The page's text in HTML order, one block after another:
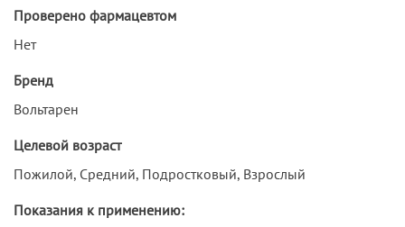
Проверено фармацевтом
Нет
Бренд
Вольтарен
Целевой возраст
Пожилой, Средний, Подростковый, Взрослый
Показания к применению: